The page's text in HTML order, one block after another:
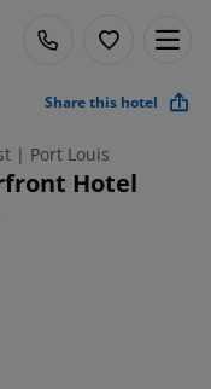
Share this hotel
| Port Louis
Hotel